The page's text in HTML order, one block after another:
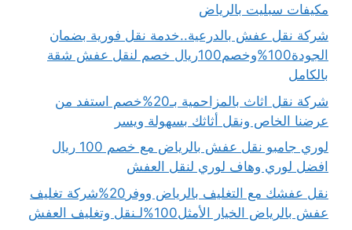
مكيفات سبليت بالرياض
شركة نقل عفش بالدرعية..خدمة نقل فورية بضمان
الجودة100%وخصم100ريال خصم لنقل عفش شقة
بالكامل
شركة نقل اثاث بالمزاحمية بـ20%خصم استفد من
عرضنا الخاص ونقل أثاثك بسهولة ويسر
لوري جامبو نقل عفش بالرياض مع خصم 100 ريال
افضل لوري وهاف لوري لنقل العفش
نقل عفشك مع التغليف بالرياض ووفر20%شركة تغليف
عفش بالرياض الخيار الأمثل100%لـنقل وتغليف العفش